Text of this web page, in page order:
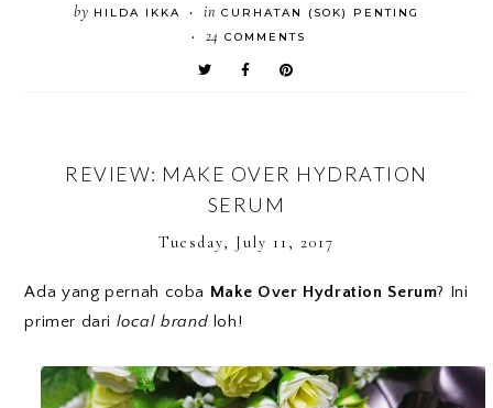
by HILDA IKKA • in CURHATAN (SOK) PENTING
• 24 COMMENTS
REVIEW: MAKE OVER HYDRATION
SERUM
Tuesday, July 11, 2017
Ada yang pernah coba Make Over Hydration Serum? Ini
primer dari local brand loh!